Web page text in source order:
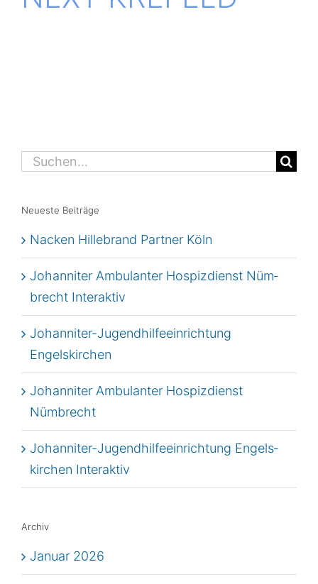
Suche
Neu­es­te Beiträge
Nacken Hil­le­brand Part­ner Köln
Johan­ni­ter Ambu­lan­ter Hos­piz­dienst Nüm­
brecht Interaktiv
Johan­ni­ter-Jugend­hil­fe­ein­rich­tung
Engelskirchen
Johan­ni­ter Ambu­lan­ter Hos­piz­dienst
Nümbrecht
Johan­ni­ter-Jugend­hil­fe­ein­rich­tung Engels­
kir­chen Interaktiv
Archiv
Januar 2026